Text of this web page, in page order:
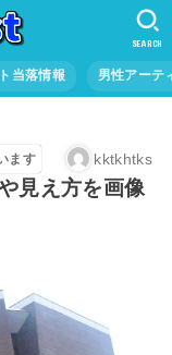
当落情報 男性アーテ
SEARCH
ます kktkhtks
見え方を画像